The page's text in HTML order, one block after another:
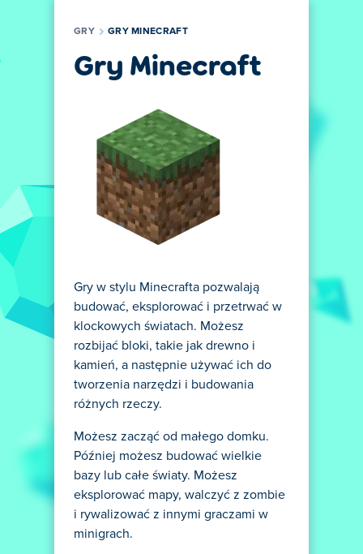
GRY GRY MINECRAFT
Gry Minecraft
Gry w stylu Minecrafta pozwalają
budować, eksplorować i przetrwać w
klockowych światach. Możesz
rozbijać bloki, takie jak drewno i
kamień, a następnie używać ich do
tworzenia narzędzi i budowania
różnych rzeczy.
Możesz zacząć od małego domku.
Później możesz budować wielkie
bazy lub całe światy. Możesz
eksplorować mapy, walczyć z zombie
i rywalizować z innymi graczami w
minigrach.